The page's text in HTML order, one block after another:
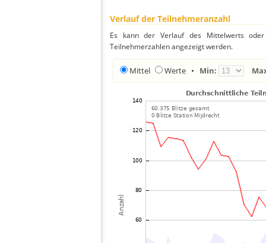
Verlauf der Teilnehmeranzahl
Es kann der Verlauf des Mittelwerts
Teilnehmerzahlen angezeigt werden.
Mittel Werte • Min: